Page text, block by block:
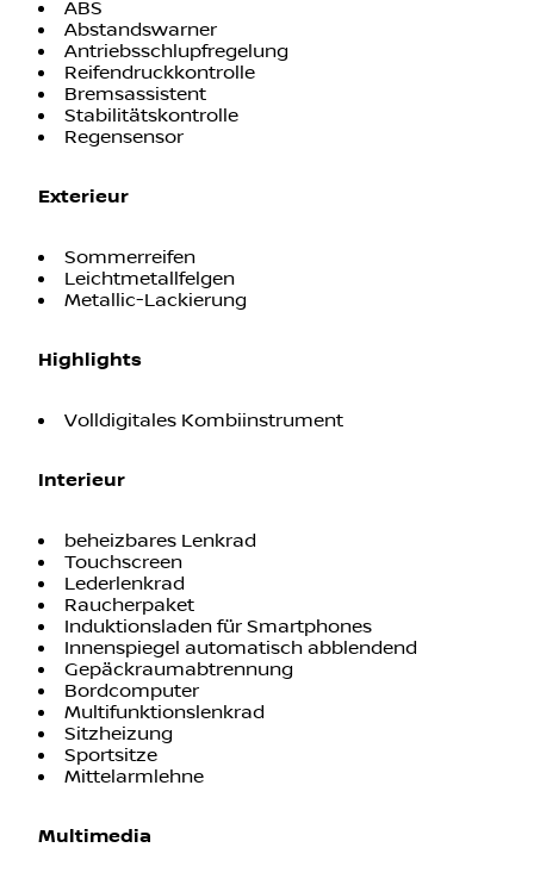
ABS
Abstandswarner
Antriebsschlupfregelung
Reifendruckkontrolle
Bremsassistent
Stabilitätskontrolle
Regensensor
Exterieur
Sommerreifen
Leichtmetallfelgen
Metallic-Lackierung
Highlights
Volldigitales Kombiinstrument
Interieur
beheizbares Lenkrad
Touchscreen
Lederlenkrad
Raucherpaket
Induktionsladen für Smartphones
Innenspiegel automatisch abblendend
Gepäckraumabtrennung
Bordcomputer
Multifunktionslenkrad
Sitzheizung
Sportsitze
Mittelarmlehne
Multimedia